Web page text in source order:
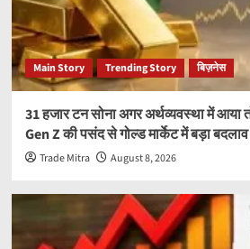
Main Story Trending Story बिज़नेस
31 हजार टन सोना अगर अर्थव्यवस्था में आया
Gen Z की पसंद से गोल्ड मार्केट में बड़ा बदलाव
Trade Mitra August 8, 2026